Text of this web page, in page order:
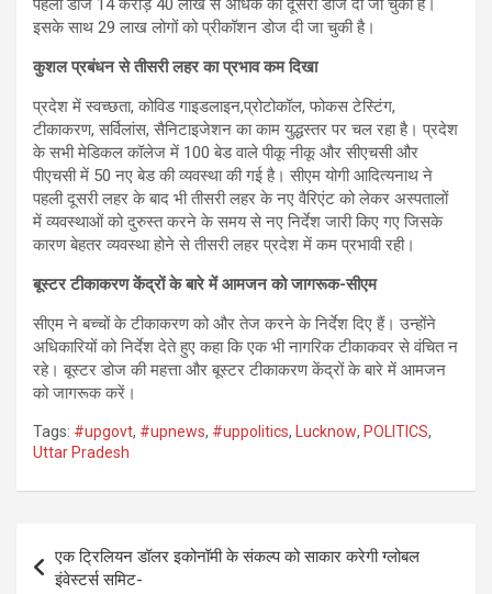
पहली डोज 14 करोड़ 40 लाख से अधिक को दूसरी डोज दी जा चुकी है।
इसके साथ 29 लाख लोगों को प्रीकॉशन डोज दी जा चुकी है।
कुशल प्रबंधन से तीसरी लहर का प्रभाव कम दिखा
प्रदेश में स्वच्छता, कोविड गाइडलाइन,प्रोटोकॉल, फोकस टेस्‍टिंग,
टीकाकरण, सर्विलांस, सैनिटाइजेशन का काम युद्धस्‍तर पर चल रहा है। प्रदेश
के सभी मेडिकल कॉलेज में 100 बेड वाले पीकू नीकू और सीएचसी और
पीएचसी में 50 नए बेड की व्यवस्था की गई है। सीएम योगी आदित्‍यनाथ ने
पहली दूसरी लहर के बाद भी तीसरी लहर के नए वैरिएंट को लेकर अस्‍पतालों
में व्‍यवस्‍थाओं को दुरुस्‍त करने के समय से नए निर्देश जारी किए गए जिसके
कारण बेहतर व्‍यवस्‍था होने से तीसरी लहर प्रदेश में कम प्रभावी रही।
बूस्टर टीकाकरण केंद्रों के बारे में आमजन को जागरूक-सीएम
सीएम ने बच्चों के टीकाकरण को और तेज करने के निर्देश दिए हैं। उन्‍होंने
अधिकारियों को निर्देश देते हुए कहा कि एक भी नागरिक टीकाकवर से वंचित न
रहे। बूस्टर डोज की महत्ता और बूस्टर टीकाकरण केंद्रों के बारे में आमजन
को जागरूक करें।
Tags: #upgovt, #upnews, #uppolitics, Lucknow, POLITICS,
Uttar Pradesh
navigation
एक ट्रिलियन डॉलर इकोनॉमी के संकल्प को साकार करेगी ग्लोबल
इंवेस्टर्स समिट-